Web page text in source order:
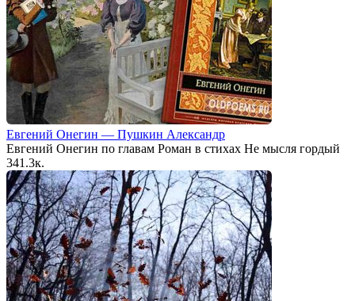
Евгений Онегин — Пушкин Александр
Евгений Онегин по главам Роман в стихах Не мысля гордый
341.3к.